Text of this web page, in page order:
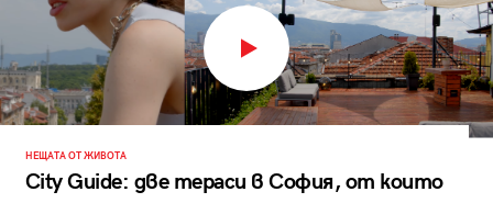
НЕЩАТА ОТ ЖИВОТА
City Guide: две тераси в София, от които